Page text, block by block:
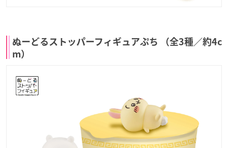
ぬーどるストッパーフィギュアぷち （全3種／約4c
m）